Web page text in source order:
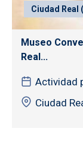
Ciudad Real
Museo
Real...
Actividad
Ciudad